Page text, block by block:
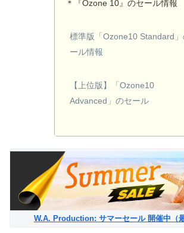
＊『Ozone 10』のセール情報
標準版「Ozone10 Standard」
ール情報
【上位版】「Ozone10
Advanced」のセール
W.A. Production: サマーセール 開催中（